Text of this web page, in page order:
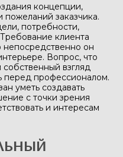
концепции,
пожеланий заказчика.
потребности,
клиента
непосредственно он
Вопрос, что
взгляд
перед профессионалом.
уметь создавать
с точки зрения
и интересам